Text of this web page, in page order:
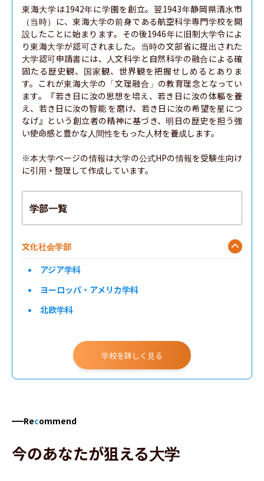
東海大学は1942年に学園を創立。翌1943年静岡県清水市
（当時）に、東海大学の前身である航空科学専門学校を開
設したことに始まります。その後1946年に旧制大学令によ
り東海大学が認可されました。当時の文部省に提出された
大学認可申請書には、人文科学と自然科学の融合による確
固たる歴史観、国家観、世界観を把握せしめるとありま
す。これが東海大学の「文理融合」の教育理念となってい
ます。『若き日に汝の思想を培え、若き日に汝の体軀を養
え、若き日に汝の智能 を磨け、若き日に汝の希望を星につ
なげ』という創立者の精神に基づき、明日の歴史を担う強
い使命感と豊かな人間性をもった人材を養成します。
※本大学ページの情報は大学の公式HPの情報を受験生向け
に引用・整理して作成しています。
学部一覧
文化社会学部
アジア学科
ヨーロッパ・アメリカ学科
北欧学科
学校を詳しく見る
Recommend
今のあなたが狙える大学